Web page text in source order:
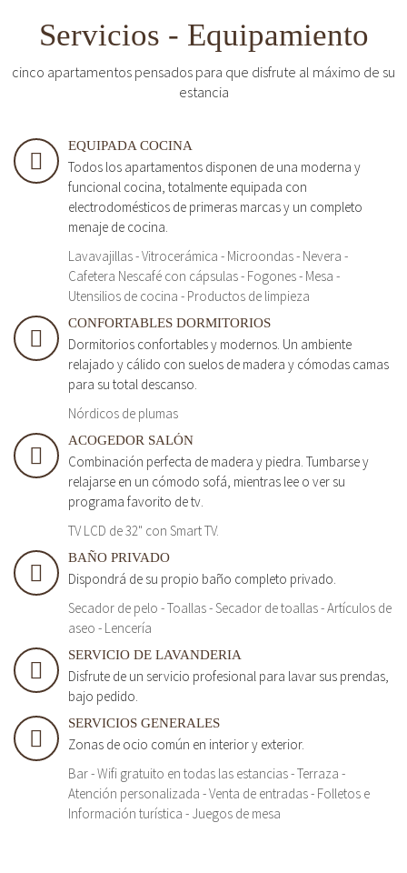
Servicios - Equipamiento
cinco apartamentos pensados para que disfrute al máximo de su
estancia
EQUIPADA COCINA
Todos los apartamentos disponen de una moderna y
funcional cocina, totalmente equipada con
electrodomésticos de primeras marcas y un completo
menaje de cocina.
Lavavajillas - Vitrocerámica - Microondas - Nevera -
Cafetera Nescafé con cápsulas - Fogones - Mesa -
Utensilios de cocina - Productos de limpieza
CONFORTABLES DORMITORIOS
Dormitorios confortables y modernos. Un ambiente
relajado y cálido con suelos de madera y cómodas camas
para su total descanso.
Nórdicos de plumas
ACOGEDOR SALÓN
Combinación perfecta de madera y piedra. Tumbarse y
relajarse en un cómodo sofá, mientras lee o ver su
programa favorito de tv.
TV LCD de 32" con Smart TV.
BAÑO PRIVADO
Dispondrá de su propio baño completo privado.
Secador de pelo - Toallas - Secador de toallas - Artículos de
aseo - Lencería
SERVICIO DE LAVANDERIA
Disfrute de un servicio profesional para lavar sus prendas,
bajo pedido.
SERVICIOS GENERALES
Zonas de ocio común en interior y exterior.
Bar - Wifi gratuito en todas las estancias - Terraza -
Atención personalizada - Venta de entradas - Folletos e
Información turística - Juegos de mesa